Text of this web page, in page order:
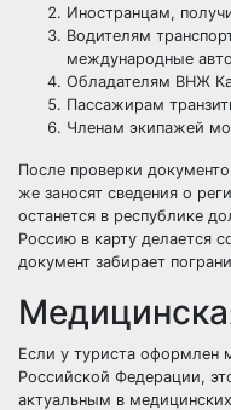
Иностранцам,
Водителям
международные
Обладателям ВНЖ
Пассажирам
Членам экипажей
После проверки
же заносят сведения о
останется в республике
Россию в карту делается
документ забирает
Если у туриста оформлен
Российской Федерации,
актуальным в